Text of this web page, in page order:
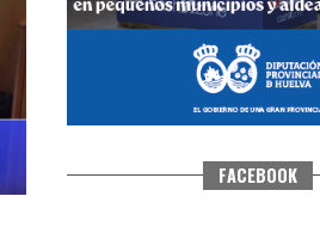
FACEBOOK